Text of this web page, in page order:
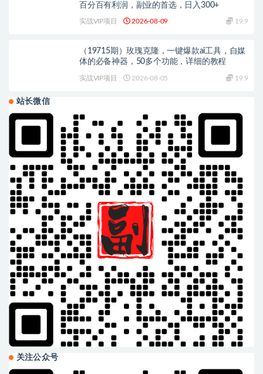
百分百有利润，副业的首选，日入300+
实战VIP项目 2026-08-09 19.9
（19715期）玫瑰克隆，一键爆款ai工具，自媒
体的必备神器，50多个功能，详细的教程
实战VIP项目 2026-08-05 19.9
站长微信
关注公众号